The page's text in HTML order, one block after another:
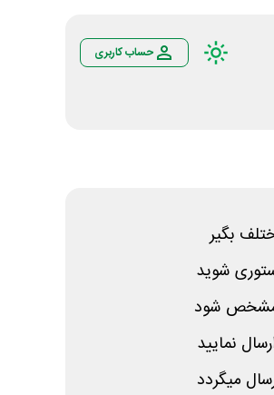
حساب کاربری
بگیر
شوید
مشخص شود
نمایید
میگردد